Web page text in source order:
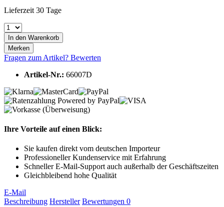
Lieferzeit 30 Tage
In den Warenkorb
Merken
Fragen zum Artikel? Bewerten
Artikel-Nr.: 66007D
Ihre Vorteile auf einen Blick:
Sie kaufen direkt vom deutschen Importeur
Professioneller Kundenservice mit Erfahrung
Schneller E-Mail-Support auch außerhalb der Geschäftszeiten
Gleichbleibend hohe Qualität
E-Mail
Beschreibung Hersteller Bewertungen 0